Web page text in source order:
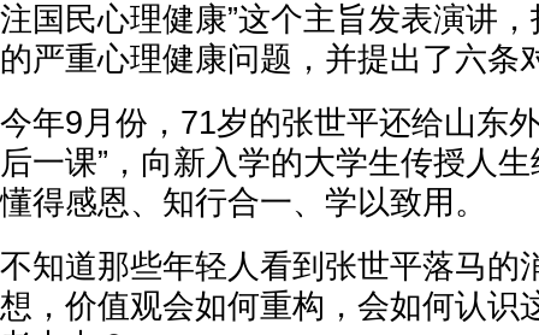
注国民心理健康”这个主旨发表演讲
的严重心理健康问题，并提出了六条
今年9月份，71岁的张世平还给山东
后一课”，向新入学的大学生传授人
懂得感恩、知行合一、学以致用。
不知道那些年轻人看到张世平落马的
想，价值观会如何重构，会如何认识